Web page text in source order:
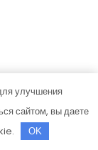
улучшения
сайтом, вы даете
OK